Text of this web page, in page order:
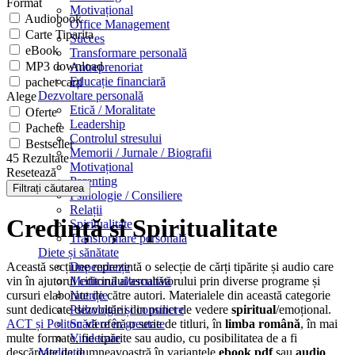
Motivațional
Office Management
Succes
Transformare personală
Antreprenoriat
Educație financiară
Dezvoltare personală
Etică / Moralitate
Leadership
Controlul stresului
Memorii / Jurnale / Biografii
Motivațional
Parenting
Psihologie / Consiliere
Relații
Spiritualitate
Transformare personală
Diete și sănătate
Dependențe
Medicină alternativă
Nutriție
Psihologie și consiliere
Scădere în greutate
Vindecare
Format
Audiobook
Carte Tiparita
eBook
MP3 download
pachet carți
Alege
Oferte
Pachete
Bestseller
45 Rezultate
Resetează
Filtrați căutarea
Credință și Spiritualitate
Această secțiune reprezintă o selecție de cărți tipărite și audio care
vin în ajutorul cititorului/ascultătorului prin diverse programe și
cursuri elaborate de către autori. Materialele din această categorie
sunt dedicate dezvoltării din punct de vedere spiritual/emoțional.
ACT și Politonvă oferă o serie de titluri, în limba română, în mai
multe formate, fie tipărite sau audio, cu posibilitatea de a fi